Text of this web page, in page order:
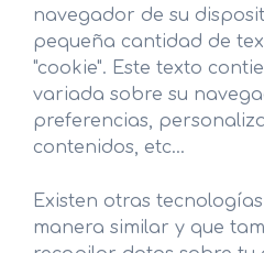
navegador de su
pequeña cantidad de
"cookie". Este texto
variada sobre su
preferencias,
contenidos, etc...
Existen otras
manera similar y que